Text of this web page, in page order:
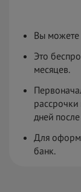
Вы можете
Это
месяцев.
дней
Для
банк.